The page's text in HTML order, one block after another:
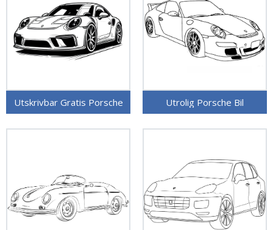
Utskrivbar Gratis Porsche Utrolig Porsche Bil